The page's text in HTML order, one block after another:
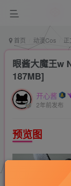
首页 动漫Cos 正
眼酱大魔王w
187MB]
开心酱
2年前发布
预览图